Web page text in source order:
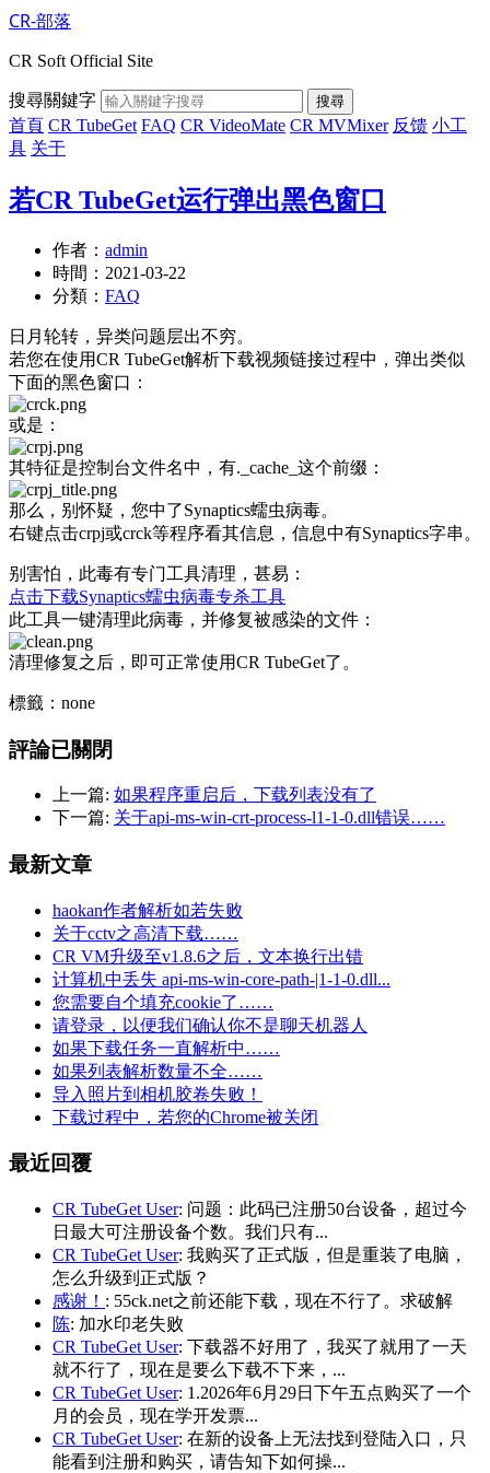
CR-部落
CR Soft Official Site
搜尋關鍵字 搜尋
首頁 CR TubeGet FAQ CR VideoMate CR MVMixer 反馈 小工
具 关于
若CR TubeGet运行弹出黑色窗口
作者： admin
時間： 2021-03-22
分類： FAQ
日月轮转，异类问题层出不穷。
若您在使用CR TubeGet解析下载视频链接过程中，弹出类似
下面的黑色窗口：
或是：
其特征是控制台文件名中，有._cache_这个前缀：
那么，别怀疑，您中了Synaptics蠕虫病毒。
右键点击crpj或crck等程序看其信息，信息中有Synaptics字串。
别害怕，此毒有专门工具清理，甚易：
点击下载Synaptics蠕虫病毒专杀工具
此工具一键清理此病毒，并修复被感染的文件：
清理修复之后，即可正常使用CR TubeGet了。
標籤：none
評論已關閉
上一篇: 如果程序重启后，下载列表没有了
下一篇: 关于api-ms-win-crt-process-l1-1-0.dll错误……
最新文章
haokan作者解析如若失败
关于cctv之高清下载……
CR VM升级至v1.8.6之后，文本换行出错
计算机中丢失 api-ms-win-core-path-|1-1-0.dll...
您需要自个填充cookie了……
请登录，以便我们确认你不是聊天机器人
如果下载任务一直解析中……
如果列表解析数量不全……
导入照片到相机胶卷失败！
下载过程中，若您的Chrome被关闭
最近回覆
CR TubeGet User: 问题：此码已注册50台设备，超过今
日最大可注册设备个数。我们只有...
CR TubeGet User: 我购买了正式版，但是重装了电脑，
怎么升级到正式版？
感谢！ : 55ck.net之前还能下载，现在不行了。求破解
陈: 加水印老失败
CR TubeGet User: 下载器不好用了，我买了就用了一天
就不行了，现在是要么下载不下来，...
CR TubeGet User: 1.2026年6月29日下午五点购买了一个
月的会员，现在学开发票...
CR TubeGet User: 在新的设备上无法找到登陆入口，只
能看到注册和购买，请告知下如何操...